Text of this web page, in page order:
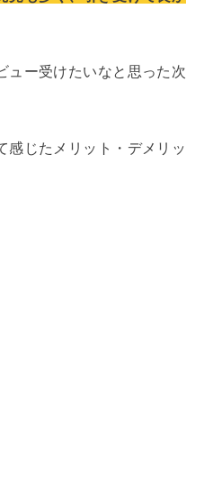
ュー受けたいなと思った次
感じたメリット・デメリッ